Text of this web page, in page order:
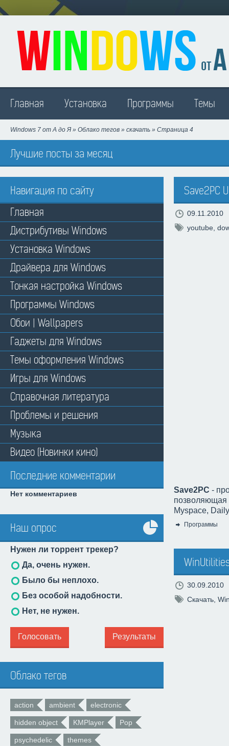
Главная Установка Программы Темы
Windows 7 от А до Я » Облако тегов » скачать » Страница 4
Лучшие посты за месяц
Навигация по сайту
Главная
Дистрибутивы Windows
Установка Windows
Драйвера для Windows
Тонкая настройка Windows
Программы Windows
Обои | Wallpapers
Гаджеты для Windows
Темы оформления Windows
Игры для Windows
Справочная литература
Проблемы и решения
Музыка
Видео (Новинки кино)
Последние комментарии
Нет комментариев
Наш опрос
Все
Нужен ли торрент трекер?
Да, очень нужен.
Было бы неплохо.
Без особой надобности.
Нет, не нужен.
Голосовать Результаты
Облако тегов
action ambient electronic
hidden object KMPlayer Pop
psychedelic themes
Save2PC
09.11.2010
youtube
Save2PC -
позволяющая
Myspace,
Программы
30.09.2010
Скачать